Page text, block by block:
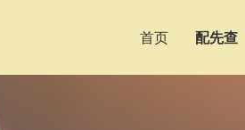
首页 配先查